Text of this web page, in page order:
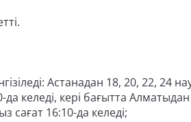
Астанадан 18, 20, 22, 24
келеді, кері бағытта
сағат 16:10-да келеді;